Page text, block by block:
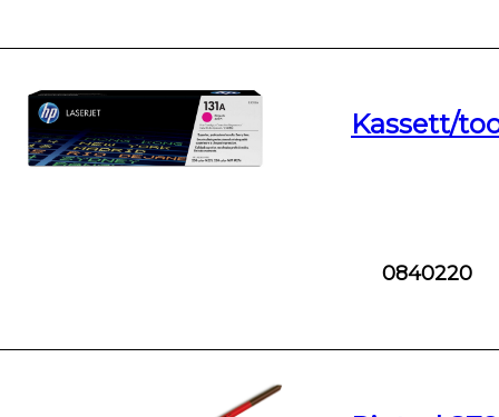
Kassett/
0840220